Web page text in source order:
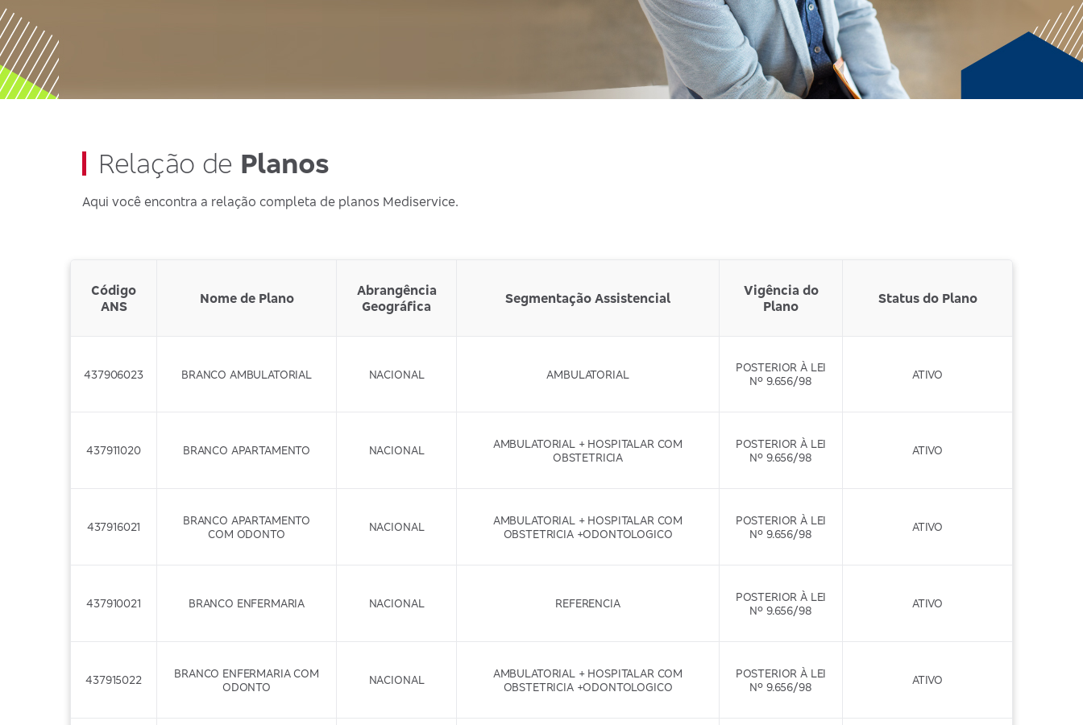
Relação de Planos
Aqui você encontra a relação completa de planos Mediservice.
Código
ANS
Nome de Plano
Abrangência
Geográfica
Segmentação Assistencial
Vigência do
Plano
Status do Plano
437906023 BRANCO AMBULATORIAL NACIONAL AMBULATORIAL
POSTERIOR À LEI
Nº 9.656/98
ATIVO
437911020 BRANCO APARTAMENTO NACIONAL
AMBULATORIAL + HOSPITALAR COM
OBSTETRICIA
POSTERIOR À LEI
Nº 9.656/98
ATIVO
437916021
BRANCO APARTAMENTO
COM ODONTO
NACIONAL
AMBULATORIAL + HOSPITALAR COM
OBSTETRICIA +ODONTOLOGICO
POSTERIOR À LEI
Nº 9.656/98
ATIVO
437910021 BRANCO ENFERMARIA NACIONAL REFERENCIA
POSTERIOR À LEI
Nº 9.656/98
ATIVO
437915022
BRANCO ENFERMARIA COM
ODONTO
NACIONAL
AMBULATORIAL + HOSPITALAR COM
OBSTETRICIA +ODONTOLOGICO
POSTERIOR À LEI
Nº 9.656/98
ATIVO